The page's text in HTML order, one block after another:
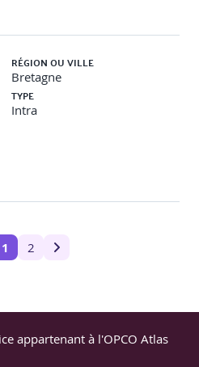
RÉGION OU VILLE
Bretagne
TYPE
Intra
1 2
appartenant à l'OPCO Atlas